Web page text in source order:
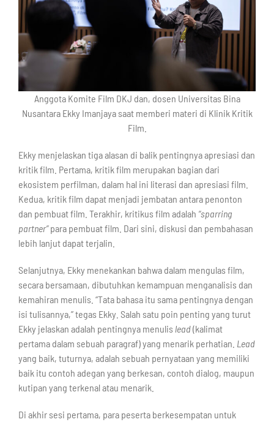
Anggota Komite Film DKJ dan, dosen Universitas Bina
Nusantara Ekky Imanjaya saat memberi materi di Klinik Kritik
Film.
Ekky menjelaskan tiga alasan di balik pentingnya apresiasi dan
kritik film. Pertama, kritik film merupakan bagian dari
ekosistem perfilman, dalam hal ini literasi dan apresiasi film.
Kedua, kritik film dapat menjadi jembatan antara penonton
dan pembuat film. Terakhir, kritikus film adalah “sparring
partner”para pembuat film. Dari sini, diskusi dan pembahasan
lebih lanjut dapat terjalin.
Selanjutnya, Ekky menekankan bahwa dalam mengulas film,
secara bersamaan, dibutuhkan kemampuan menganalisis dan
kemahiran menulis. “Tata bahasa itu sama pentingnya dengan
isi tulisannya,” tegas Ekky. Salah satu poin penting yang turut
Ekky jelaskan adalah pentingnya menulis lead(kalimat
pertama dalam sebuah paragraf) yang menarik perhatian. Lead
yang baik, tuturnya, adalah sebuah pernyataan yang memiliki
baik itu contoh adegan yang berkesan, contoh dialog, maupun
kutipan yang terkenal atau menarik.
Di akhir sesi pertama, para peserta berkesempatan untuk